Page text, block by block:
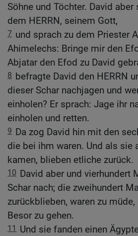
Söhne und Töchter. David
dem HERRN, seinem Gott,
7 und sprach zu dem Priester
Ahimelechs: Bringe mir den
Abjatar den Efod zu David
8 befragte David den HERRN
dieser Schar nachjagen und
einholen? Er sprach: Jage ihr
einholen und retten.
9 Da zog David hin mit den
die bei ihm waren. Und als sie
kamen, blieben etliche zurück.
10 David aber und vierhundert
Schar nach; die zweihundert
zurückblieben, waren zu
Besor zu gehen.
11
Und sie fanden einen